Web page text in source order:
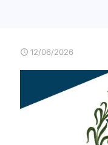
12/06/2026